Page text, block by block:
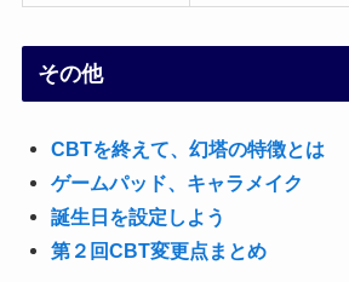
その他
CBTを終えて、幻塔の特徴とは
ゲームパッド、キャラメイク
誕生日を設定しよう
第２回CBT変更点まとめ